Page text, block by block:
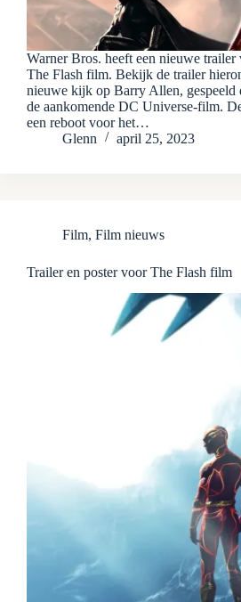
Warner Bros. heeft een nieuwe
The Flash film. Bekijk de trailer
nieuwe kijk op Barry Allen,
de aankomende DC Universe-film.
een reboot voor het…
Glenn
april 25, 2023
Film, Film nieuws
Trailer en poster voor The Flash film